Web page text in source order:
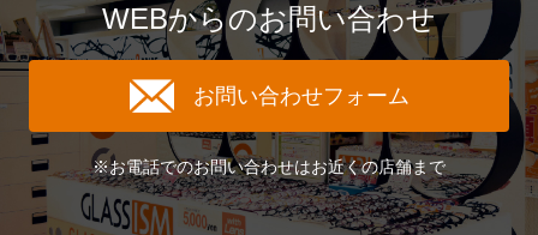
WEBからのお問い合わせ
お問い合わせフォーム
※お電話でのお問い合わせはお近くの店舗まで